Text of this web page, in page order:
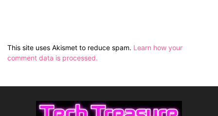
This site uses Akismet to reduce spam. Learn how your
comment data is processed.